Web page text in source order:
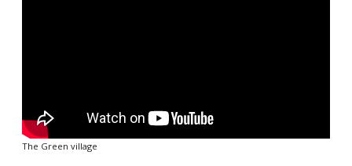
The Green village